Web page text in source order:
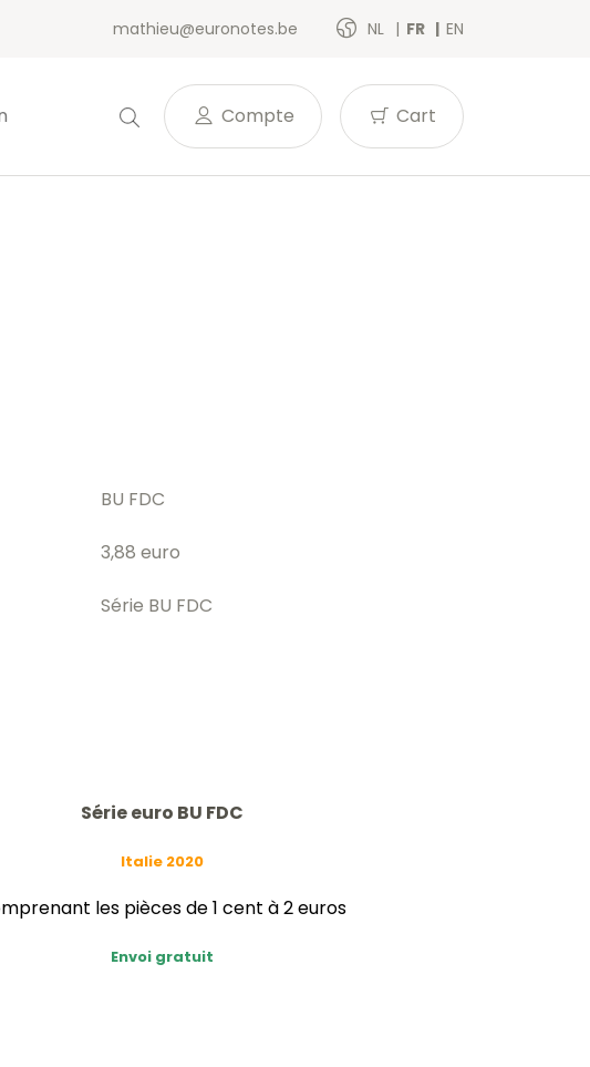
mathieu@euronotes.be NL FR EN
Compte Cart
BU FDC
3,88 euro
Série BU FDC
Série euro BU FDC
Italie 2020
les pièces de 1 cent à 2 euros
Envoi gratuit